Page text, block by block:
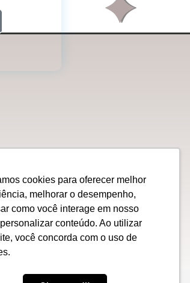
cookies para oferecer melhor
melhorar o desempenho,
como você interage em nosso
conteúdo. Ao utilizar
você concorda com o uso de
títulos, valores